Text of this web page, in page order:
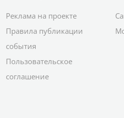
Реклама на проекте
Правила публикации
события
Пользовательское
соглашение